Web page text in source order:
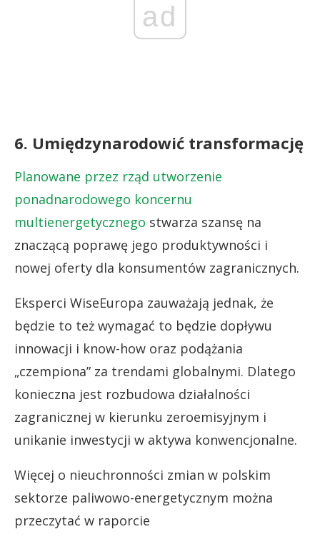
ad
6. Umiędzynarodowić transformację
Planowane przez rząd utworzenie
ponadnarodowego koncernu
multienergetycznego stwarza szansę na
znaczącą poprawę jego produktywności i
nowej oferty dla konsumentów zagranicznych.
Eksperci WiseEuropa zauważają jednak, że
będzie to też wymagać to będzie dopływu
innowacji i know-how oraz podążania
„czempiona” za trendami globalnymi. Dlatego
konieczna jest rozbudowa działalności
zagranicznej w kierunku zeroemisyjnym i
unikanie inwestycji w aktywa konwencjonalne.
Więcej o nieuchronności zmian w polskim
sektorze paliwowo-energetycznym można
przeczytać w raporcie